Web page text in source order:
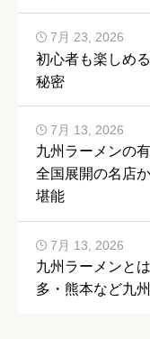
初心者も楽しめ
秘密
7月 23, 2026
九州ラーメンの
全国展開の名店
堪能
7月 13, 2026
九州ラーメンと
多・熊本など九
7月 13, 2026